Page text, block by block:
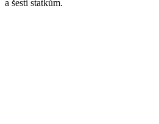
a šesti statkům.